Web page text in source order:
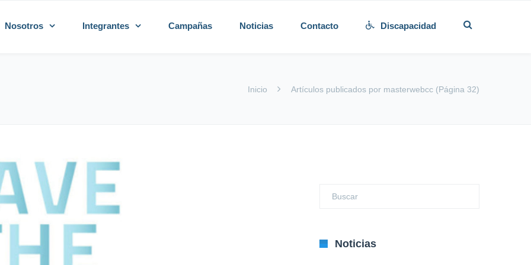
Nosotros Integrantes Campañas Noticias Contacto Discapacidad
Inicio Artículos publicados por masterwebcc (Página 32)
Noticias